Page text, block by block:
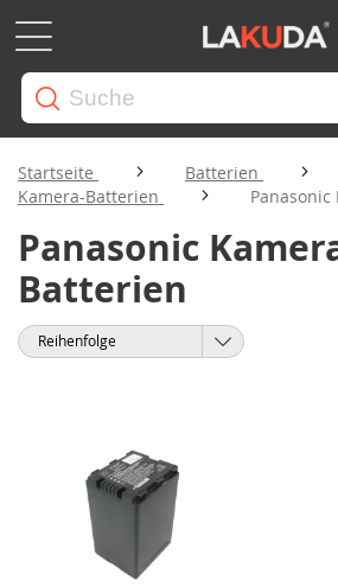
Startseite
Batterien
Kamera-Batterien
Panasonic
Batterien
Sortieren